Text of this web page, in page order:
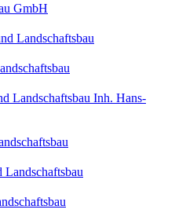
GmbH
Landschaftsbau
Landschaftsbau Inh. Hans-